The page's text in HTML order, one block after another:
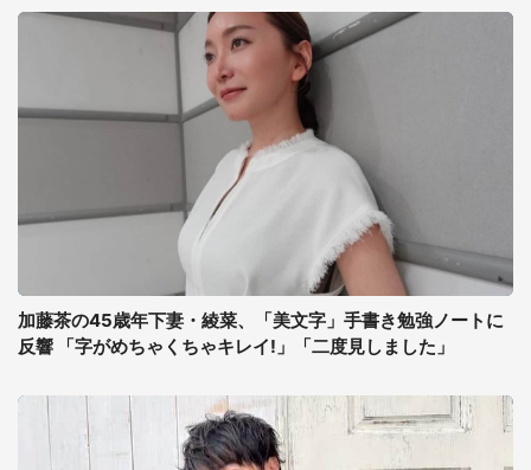
加藤茶の45歳年下妻・綾菜、「美文字」手書き勉強ノートに
反響 「字がめちゃくちゃキレイ!」「二度見しました」